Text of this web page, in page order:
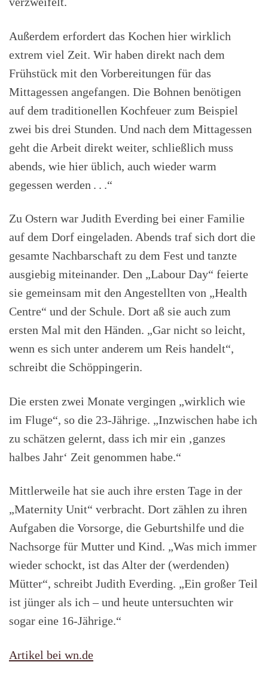
Außerdem erfordert das Kochen hier wirklich
extrem viel Zeit. Wir haben direkt nach dem
Frühstück mit den Vorbereitungen für das
Mittagessen angefangen. Die Bohnen benötigen
auf dem traditionellen Kochfeuer zum Beispiel
zwei bis drei Stunden. Und nach dem Mittagessen
geht die Arbeit direkt weiter, schließlich muss
abends, wie hier üblich, auch wieder warm
gegessen werden . . .“
Zu Ostern war Judith Everding bei einer Familie
auf dem Dorf eingeladen. Abends traf sich dort die
gesamte Nachbarschaft zu dem Fest und tanzte
ausgiebig miteinander. Den „Labour Day“ feierte
sie gemeinsam mit den Angestellten von „Health
Centre“ und der Schule. Dort aß sie auch zum
ersten Mal mit den Händen. „Gar nicht so leicht,
wenn es sich unter anderem um Reis handelt“,
schreibt die Schöppingerin.
Die ersten zwei Monate vergingen „wirklich wie
im Fluge“, so die 23-Jährige. „Inzwischen habe ich
zu schätzen gelernt, dass ich mir ein ‚ganzes
halbes Jahr‘ Zeit genommen habe.“
Mittlerweile hat sie auch ihre ersten Tage in der
„Maternity Unit“ verbracht. Dort zählen zu ihren
Aufgaben die Vorsorge, die Geburtshilfe und die
Nachsorge für Mutter und Kind. „Was mich immer
wieder schockt, ist das Alter der (werdenden)
Mütter“, schreibt Judith Everding. „Ein großer Teil
ist jünger als ich – und heute untersuchten wir
sogar eine 16-Jährige.“
Artikel bei wn.de